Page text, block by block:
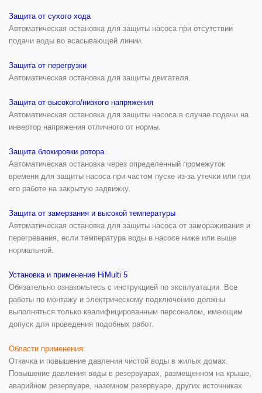
Защита от сухого хода
Автоматическая остановка для защиты насоса при отсутствии
подачи воды во всасывающей линии.
Защита от перегрузки
Автоматическая остановка для защиты двигателя.
Защита от высокого/низкого напряжения
Автоматическая остановка для защиты насоса в случае подачи на
инвертор напряжения отличного от нормы.
Защита блокировки ротора
Автоматическая остановка через определенный промежуток
времени для защиты насоса при частом пуске из-за утечки или при
его работе на закрытую задвижку.
Защита от замерзания и высокой температуры
Автоматическая остановка для защиты насоса от замораживания и
перегревания, если температура воды в насосе ниже или выше
нормальной.
Установка и применение HiMulti 5
Обязательно ознакомьтесь с инструкцией по эксплуатации. Все
работы по монтажу и электрическому подключению должны
выполняться только квалифицированным персоналом, имеющим
допуск для проведения подобных работ.
Области применения:
Откачка и повышение давления чистой воды в жилых домах.
Повышение давления воды в резервуарах, размещенном на крыше,
аварийном резервуаре, наземном резервуаре, других источниках